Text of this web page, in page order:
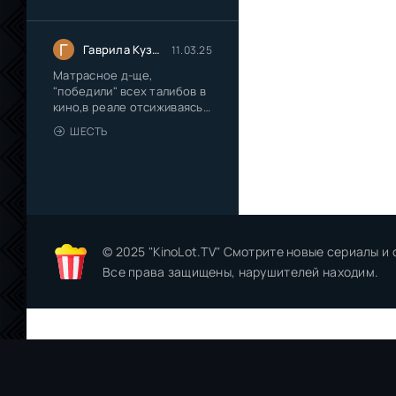
Г Гаврила Кузмич Иванов 11.03.25
Матрасное д-ще,
"победили" всех талибов в
кино,в реале отсиживаясь
на
ШЕСТЬ
© 2025 "KinoLot.TV" Смотрите новые сериалы и
Все права защищены, нарушителей находим.